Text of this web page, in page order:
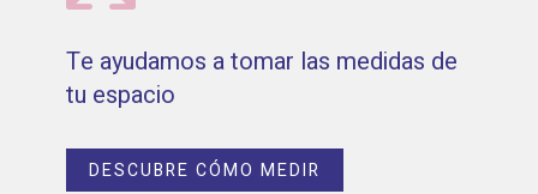
Te ayudamos a tomar las medidas de
tu espacio
DESCUBRE CÓMO MEDIR